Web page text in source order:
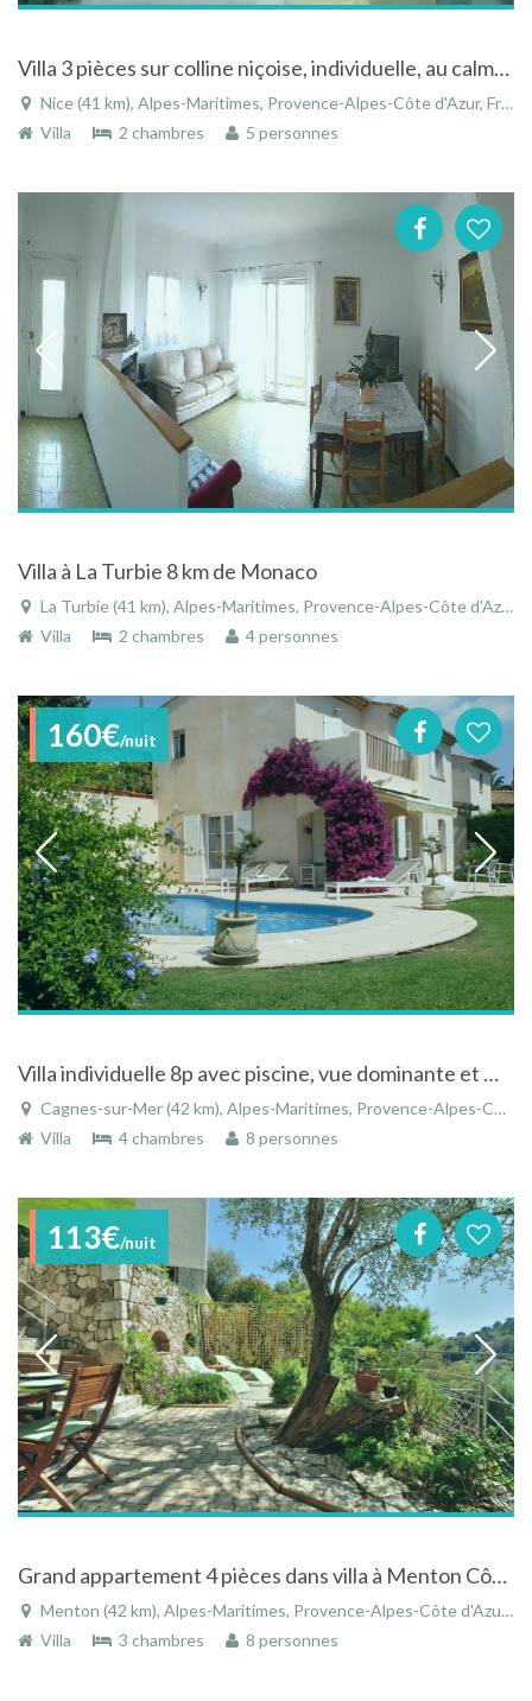
Villa 3 pièces sur colline niçoise, individuelle, au calme, jardin clôturé, garage, remise à neuf
Nice (41 km), Alpes-Maritimes, Provence-Alpes-Côte d'Azur, France
Villa
2 chambres 5 personnes
Villa à La Turbie 8 km de Monaco
La Turbie (41 km), Alpes-Maritimes, Provence-Alpes-Côte d'Azur, France
Villa
2 chambres 4 personnes
160€/nuit
Villa individuelle 8p avec piscine, vue dominante et mer
Cagnes-sur-Mer (42 km), Alpes-Maritimes, Provence-Alpes-Côte d'Azur, France
Villa
4 chambres 8 personnes
113€/nuit
Grand appartement 4 pièces dans villa à Menton Côte d'Azur pour 8 personnes
Menton (42 km), Alpes-Maritimes, Provence-Alpes-Côte d'Azur, France
Villa
3 chambres 8 personnes